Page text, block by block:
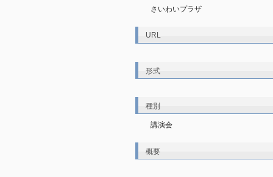
さいわいプラザ
URL
形式
種別
講演会
概要